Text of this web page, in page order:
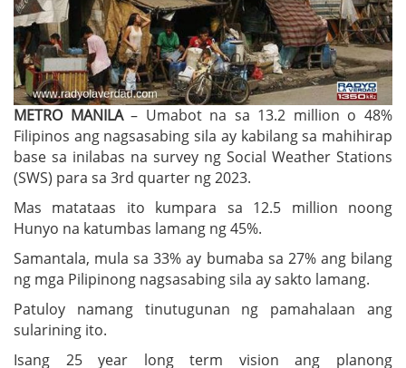
METRO MANILA– Umabot na sa 13.2 million o 48%
Filipinos ang nagsasabing sila ay kabilang sa mahihirap
base sa inilabas na survey ng Social Weather Stations
(SWS) para sa 3rd quarter ng 2023.
Mas matataas ito kumpara sa 12.5 million noong
Hunyo na katumbas lamang ng 45%.
Samantala, mula sa 33% ay bumaba sa 27% ang bilang
ng mga Pilipinong nagsasabing sila ay sakto lamang.
Patuloy namang tinutugunan ng pamahalaan ang
sularining ito.
Isang 25 year long term vision ang planong